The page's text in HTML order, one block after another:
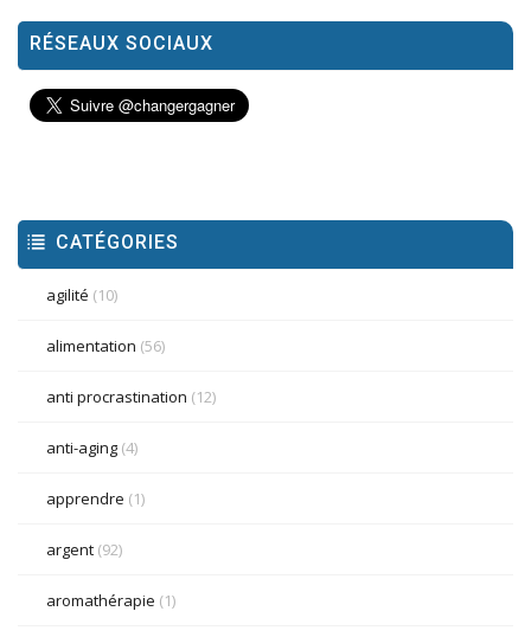
RÉSEAUX SOCIAUX
CATÉGORIES
agilité (10)
alimentation (56)
anti procrastination (12)
anti-aging (4)
apprendre (1)
argent (92)
aromathérapie (1)